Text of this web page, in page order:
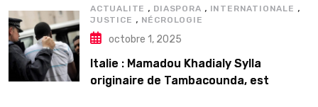
ACTUALITE , DIASPORA , INTERNATIONALE ,
JUSTICE , NÉCROLOGIE
octobre 1, 2025
Italie : Mamadou Khadialy Sylla
originaire de Tambacounda, est